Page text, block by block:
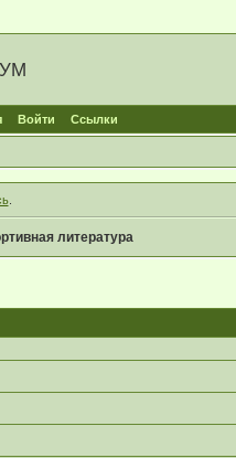
Войти Ссылки
.
литература